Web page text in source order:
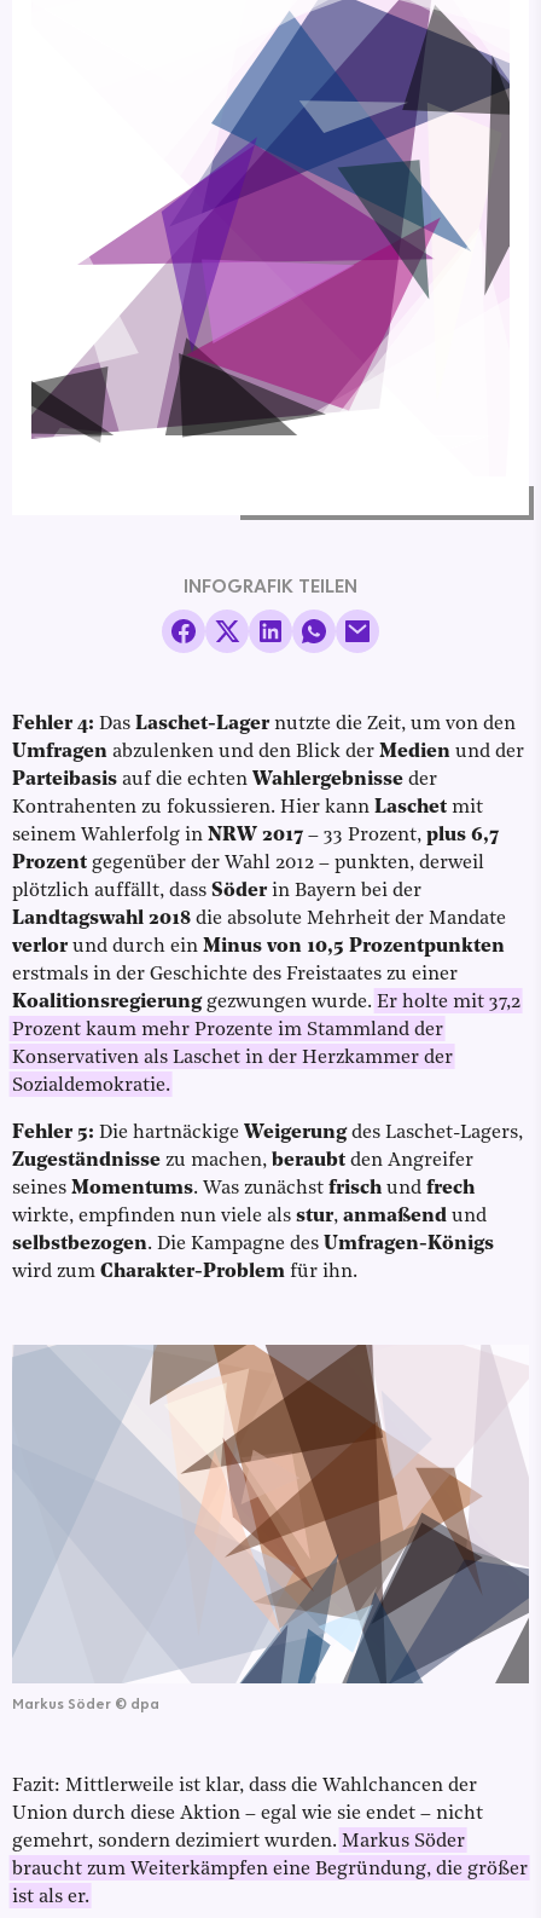
INFOGRAFIK TEILEN
Fehler 4: Das Laschet-Lagernutzte die Zeit, um von den
Umfragen abzulenken und den Blick der Medien und der
Parteibasis auf die echten Wahlergebnisse der
Kontrahenten zu fokussieren. Hier kann Laschet mit
seinem Wahlerfolg in NRW 2017 – 33 Prozent, plus 6,7
Prozent gegenüber der Wahl 2012 – punkten, derweil
plötzlich auffällt, dass Söderin Bayern bei der
Landtagswahl 2018 die absolute Mehrheit der Mandate
verlorund durch ein Minus von 10,5 Prozentpunkten
erstmals in der Geschichte des Freistaates zu einer
Koalitionsregierunggezwungen wurde. Er holte mit 37,2
Prozent kaum mehr Prozente im Stammland der
Konservativen als Laschet in der Herzkammer der
Sozialdemokratie.
Fehler 5: Die hartnäckige Weigerungdes Laschet-Lagers,
Zugeständnisse zu machen, beraubt den Angreifer
seines Momentums. Was zunächst frisch und frech
wirkte, empfinden nun viele als stur, anmaßend und
selbstbezogen. Die Kampagne des Umfragen-Königs
wird zum Charakter-Problem für ihn.
Markus Söder © dpa
Fazit: Mittlerweile ist klar, dass die Wahlchancen der
Union durch diese Aktion – egal wie sie endet – nicht
gemehrt, sondern dezimiert wurden. Markus Söder
braucht zum Weiterkämpfen eine Begründung, die größer
ist als er.